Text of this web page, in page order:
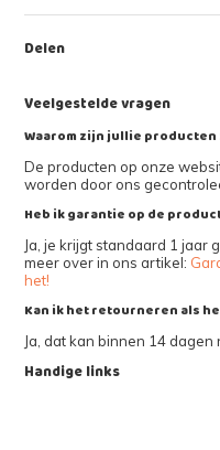
Delen
Veelgestelde vragen
Waarom zijn jullie producten
De producten op onze
worden door ons
Heb ik garantie op de
Ja, je krijgt standaard 1 jaar
meer over in ons artikel:
het!
Kan ik het retourneren als
Ja, dat kan binnen 14 dagen
Handige links